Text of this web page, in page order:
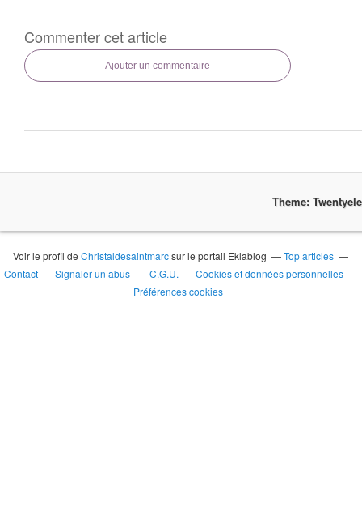
Commenter cet article
Ajouter un commentaire
Theme:
Voir le profil deChristaldesaintmarcsur le portail Eklablog
Top articles
Contact
Signaler un abus C.G.U.
Cookies et données personnelles
Préférences cookies